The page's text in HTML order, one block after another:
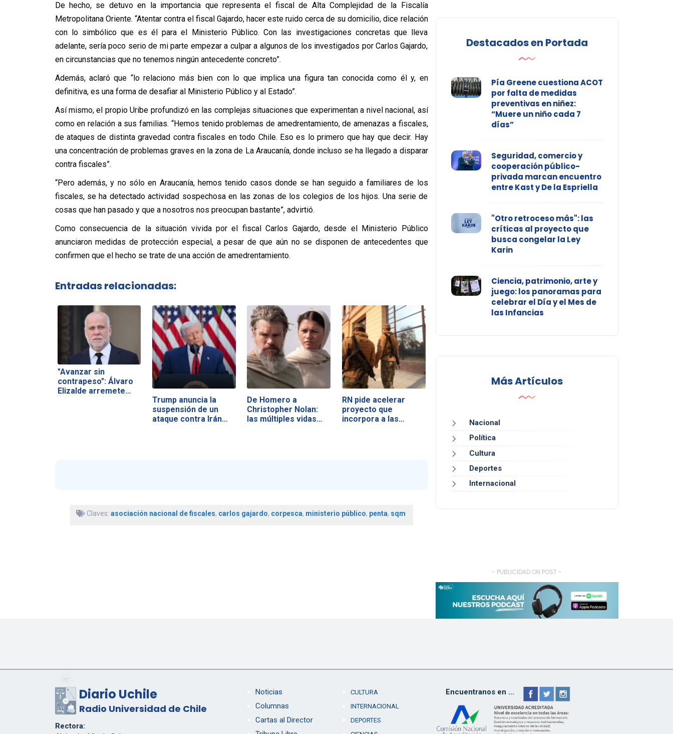
De hecho, se detuvo en la importancia que representa el fiscal de Alta Complejidad de la Fiscalía
Metropolitana Oriente. “Atentar contra el fiscal Gajardo, hacer este ruido cerca de su domicilio, dice relación
con lo simbólico que es él para el Ministerio Público. Con las investigaciones concretas que lleva
adelante, sería poco serio de mi parte empezar a culpar a algunos de los investigados por Carlos Gajardo,
en circunstancias que no tenemos ningún antecedente concreto”.
Además, aclaró que “lo relaciono más bien con lo que implica una figura tan conocida como él y, en
definitiva, es una forma de desafiar al Ministerio Público y al Estado”.
Así mismo, el propio Uribe profundizó en las complejas situaciones que experimentan a nivel nacional, así
como en relación a sus familias. “Hemos tenido problemas de amedrentamiento, de amenazas a fiscales,
de ataques de distinta gravedad contra fiscales en todo Chile. Eso es lo primero que hay que decir. Hay
una concentración de problemas graves en la zona de La Araucanía, donde incluso se ha llegado a disparar
contra fiscales”.
“Pero además, y no sólo en Araucanía, hemos tenido casos donde se han seguido a familiares de los
fiscales, se ha detectado actividad sospechosa en las zonas de los colegios de los hijos. Una serie de
cosas que han pasado y que a nosotros nos preocupan bastante”, advirtió.
Como consecuencia de la situación vivida por el fiscal Carlos Gajardo, desde el Ministerio Público
anunciaron medidas de protección especial, a pesar de que aún no se disponen de antecedentes que
confirmen que el hecho se trate de una acción de amedrentamiento.
Entradas relacionadas:
"Avanzar sin
contrapeso": Álvaro
Elizalde arremete…
Trump anuncia la
suspensión de un
ataque contra Irán…
De Homero a
Christopher Nolan:
las múltiples vidas…
RN pide acelerar
proyecto que
incorpora a las…
Claves: asociación nacional de fiscales, carlos gajardo, corpesca, ministerio público, penta, sqm
Destacados en Portada
Pía Greene cuestiona ACOT
por falta de medidas
preventivas en niñez:
“Muere un niño cada 7
días”
Seguridad, comercio y
cooperación público-
privada marcan encuentro
entre Kast y De la Espriella
"Otro retroceso más": las
críticas al proyecto que
busca congelar la Ley
Karin
Ciencia, patrimonio, arte y
juego: los panoramas para
celebrar el Día y el Mes de
las Infancias
Más Artículos
Nacional
Política
Cultura
Deportes
Internacional
- PUBLICIDAD ON POST -
Diario Uchile
Radio Universidad de Chile
Rectora:
Noticias
Columnas
Cartas al Director
CULTURA
INTERNACIONAL
DEPORTES
Encuentranos en ...